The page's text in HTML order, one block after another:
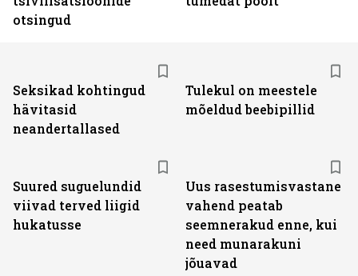
otsingud
Seksikad kohtingud
hävitasid
neandertallased
Tulekul on meestele
mõeldud beebipillid
Suured suguelundid
viivad terved liigid
hukatusse
Uus rasestumisvastane
vahend peatab
seemnerakud enne, kui
need munarakuni
jõuavad